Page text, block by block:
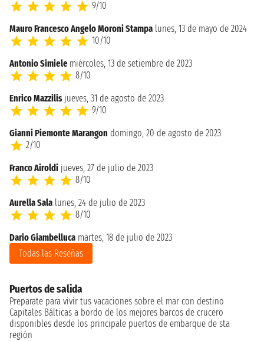
9/10
Mauro Francesco Angelo Moroni Stampa lunes, 13 de mayo de 2024
10/10
Antonio Simiele miércoles, 13 de setiembre de 2023
8/10
Enrico Mazzilis jueves, 31 de agosto de 2023
9/10
Gianni Piemonte Marangon domingo, 20 de agosto de 2023
2/10
Franco Airoldi jueves, 27 de julio de 2023
8/10
Aurella Sala lunes, 24 de julio de 2023
8/10
Dario Giambelluca martes, 18 de julio de 2023
Todas las Reseñas
Puertos de salida
Preparate para vivir tus vacaciones sobre el mar con destino
Capitales Bálticas a bordo de los mejores barcos de crucero
disponibles desde los principale puertos de embarque de sta
región